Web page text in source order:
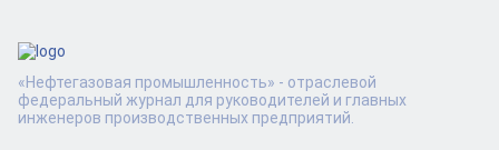
«Нефтегазовая промышленность» - отраслевой
федеральный журнал для руководителей и главных
инженеров производственных предприятий.